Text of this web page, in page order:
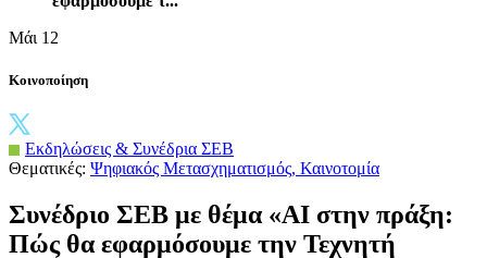
Μάι 12
Κοινοποίηση
Εκδηλώσεις & Συνέδρια ΣΕΒ
Θεματικές: Ψηφιακός Μετασχηματισμός, Καινοτομία
Συνέδριο ΣΕΒ με θέμα «AI στην πράξη:
Πώς θα εφαρμόσουμε την Τεχνητή